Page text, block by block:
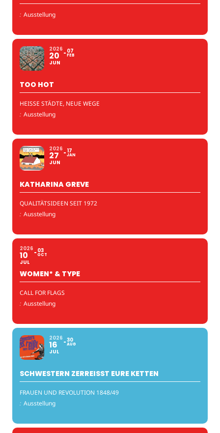
: Ausstellung
2026
20
JUN
07
FEB
TOO HOT
HEISSE STÄDTE, NEUE WEGE
: Ausstellung
2026
27
JUN
17
JAN
KATHARINA GREVE
QUALITÄTSIDEEN SEIT 1972
: Ausstellung
2026
10
JUL
03
OCT
WOMEN* & TYPE
CALL FOR FLAGS
: Ausstellung
2026
16
JUL
30
AUG
SCHWESTERN ZERREISST EURE KETTEN
FRAUEN UND REVOLUTION 1848/49
: Ausstellung